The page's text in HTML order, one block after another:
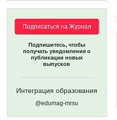
Подписаться на Журнал
Подпишитесь, чтобы
получать уведомления о
публикации новых
выпусков
Интеграция образования
@edumag-mrsu